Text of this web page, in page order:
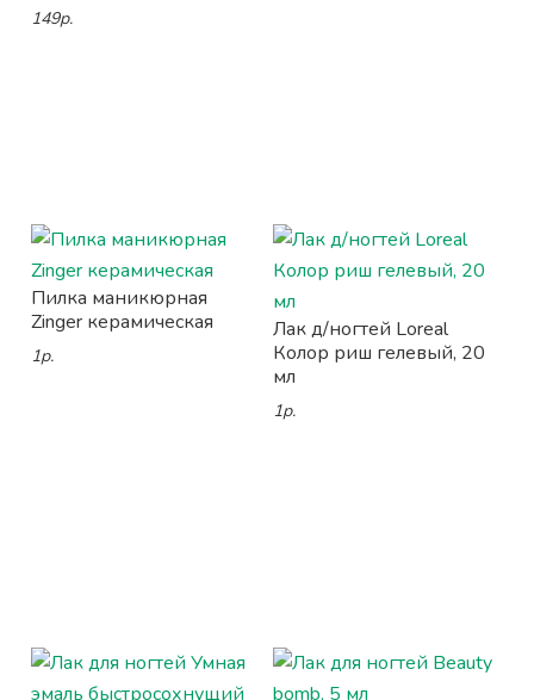
149р.
Пилка маникюрная
Zinger керамическая
1р.
Лак д/ногтей Loreal
Колор риш гелевый, 20
мл
1р.